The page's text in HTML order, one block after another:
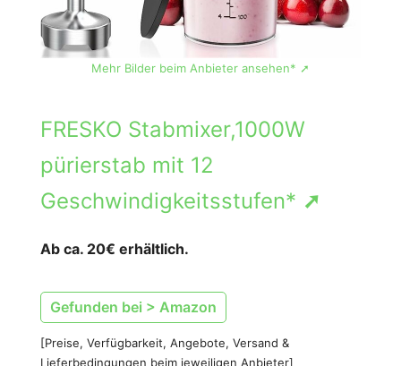
Mehr Bilder beim Anbieter ansehen* ➚
FRESKO Stabmixer,1000W
pürierstab mit 12
Geschwindigkeitsstufen* ➚
Ab ca. 20€ erhältlich.
Gefunden bei > Amazon
[Preise, Verfügbarkeit, Angebote, Versand &
Lieferbedingungen beim jeweiligen Anbieter]